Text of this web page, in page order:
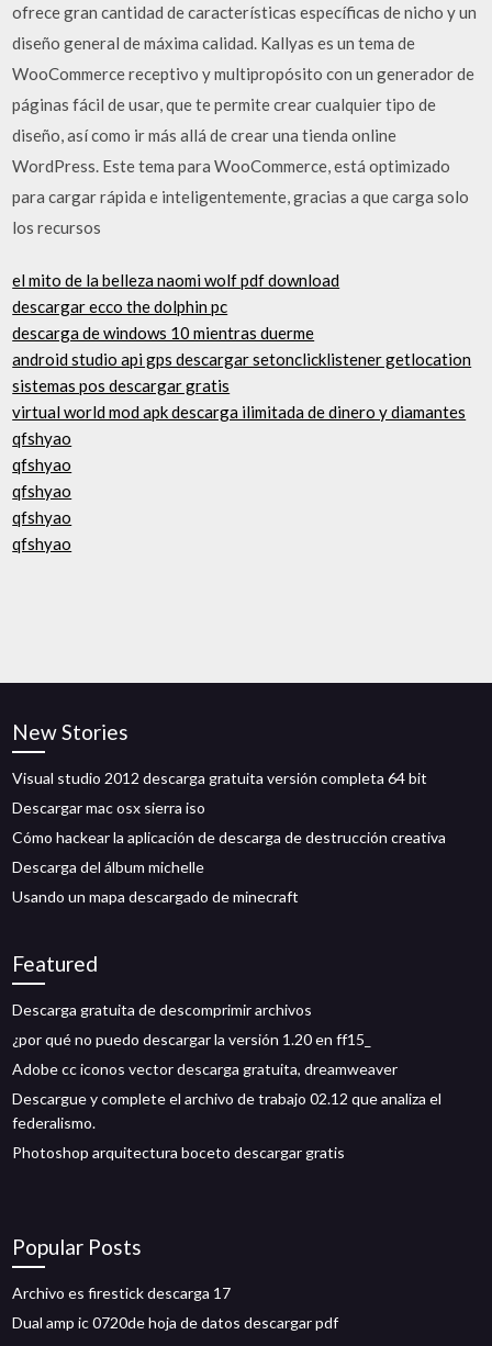
ofrece gran cantidad de características específicas de nicho y un
diseño general de máxima calidad. Kallyas es un tema de
WooCommerce receptivo y multipropósito con un generador de
páginas fácil de usar, que te permite crear cualquier tipo de
diseño, así como ir más allá de crear una tienda online
WordPress. Este tema para WooCommerce, está optimizado
para cargar rápida e inteligentemente, gracias a que carga solo
los recursos
el mito de la belleza naomi wolf pdf download
descargar ecco the dolphin pc
descarga de windows 10 mientras duerme
android studio api gps descargar setonclicklistener getlocation
sistemas pos descargar gratis
virtual world mod apk descarga ilimitada de dinero y diamantes
qfshyao
qfshyao
qfshyao
qfshyao
qfshyao
New Stories
Visual studio 2012 descarga gratuita versión completa 64 bit
Descargar mac osx sierra iso
Cómo hackear la aplicación de descarga de destrucción creativa
Descarga del álbum michelle
Usando un mapa descargado de minecraft
Featured
Descarga gratuita de descomprimir archivos
¿por qué no puedo descargar la versión 1.20 en ff15_
Adobe cc iconos vector descarga gratuita, dreamweaver
Descargue y complete el archivo de trabajo 02.12 que analiza el
federalismo.
Photoshop arquitectura boceto descargar gratis
Popular Posts
Archivo es firestick descarga 17
Dual amp ic 0720de hoja de datos descargar pdf